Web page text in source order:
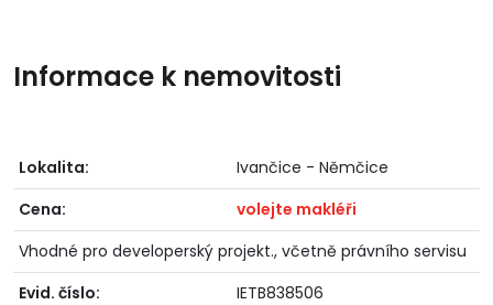
Informace k nemovitosti
Lokalita:
Ivančice - Němčice
Cena:
volejte makléři
Vhodné pro developerský projekt., včetně právního servisu
Evid. číslo:
IETB838506